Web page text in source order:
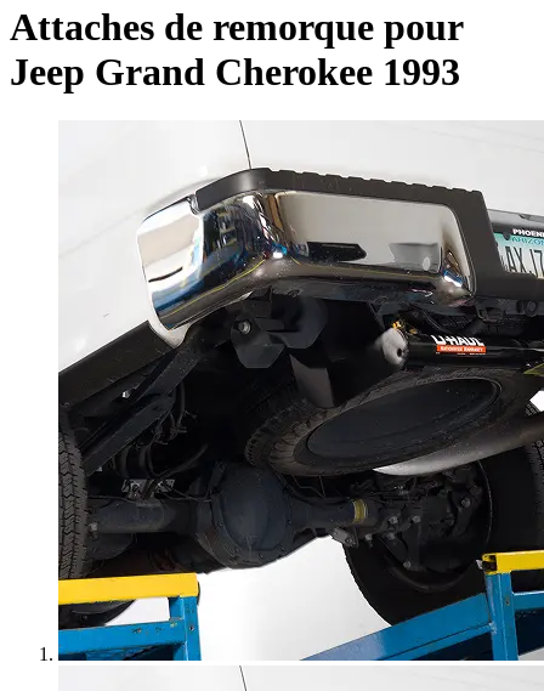
Attaches de remorque pour
Jeep Grand Cherokee 1993